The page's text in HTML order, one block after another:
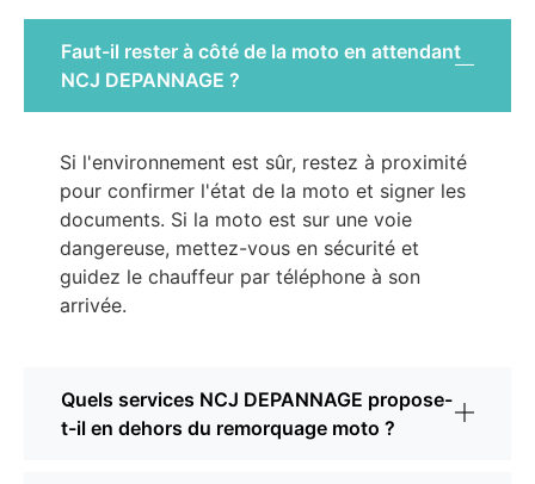
Faut-il rester à côté de la moto en attendant
NCJ DEPANNAGE ?
Si l'environnement est sûr, restez à proximité
pour confirmer l'état de la moto et signer les
documents. Si la moto est sur une voie
dangereuse, mettez-vous en sécurité et
guidez le chauffeur par téléphone à son
arrivée.
Quels services NCJ DEPANNAGE propose-
t-il en dehors du remorquage moto ?